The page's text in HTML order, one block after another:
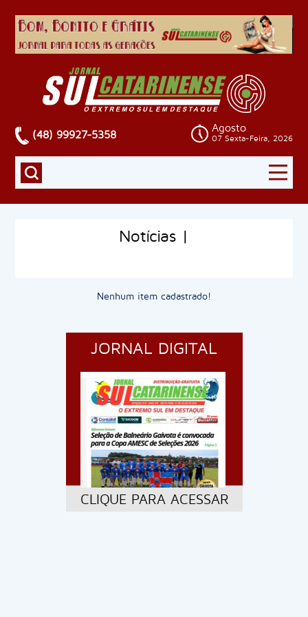
(48) 99927-5358
Agosto
07 Sexta-Feira, 2026
Notícias |
Nenhum item cadastrado!
JORNAL DIGITAL
CLIQUE PARA ACESSAR